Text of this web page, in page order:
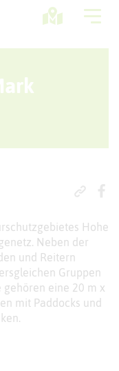
Hohe
Neben der
und Reitern
Gruppen
gehören eine 20 m x
mit Paddocks und